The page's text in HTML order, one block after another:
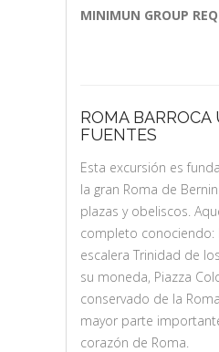
MINIMUN GROUP
ROMA
FUENTES
Esta excursión es
la gran Roma de
plazas y obeliscos.
completo conociendo:
escalera Trinidad de
su moneda, Piazza
conservado de la
mayor parte
corazón de Roma.